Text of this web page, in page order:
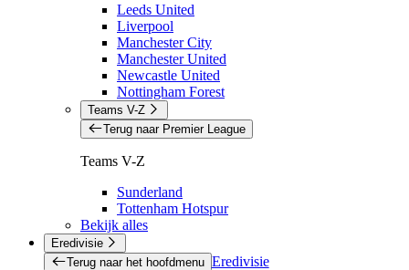
Leeds United
Liverpool
Manchester City
Manchester United
Newcastle United
Nottingham Forest
Teams V-Z
Terug naar Premier League
Teams V-Z
Sunderland
Tottenham Hotspur
Bekijk alles
Eredivisie
Terug naar het hoofdmenu Eredivisie